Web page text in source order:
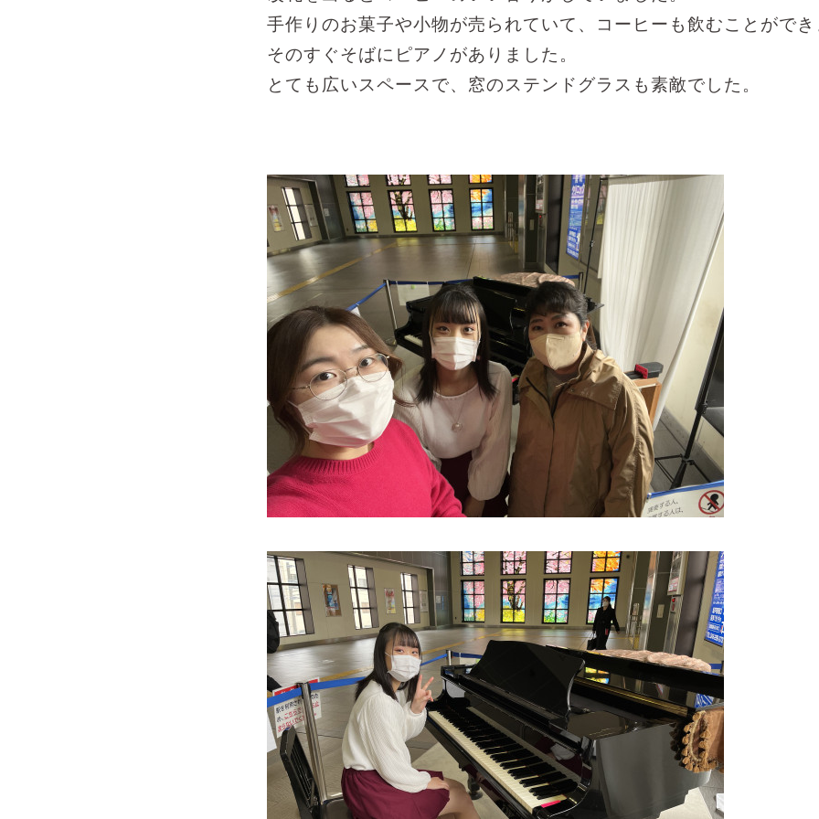
手作りのお菓子や小物が売られていて、コーヒーも飲むことがで
そのすぐそばにピアノがありました。
とても広いスペースで、窓のステンドグラスも素敵でした。